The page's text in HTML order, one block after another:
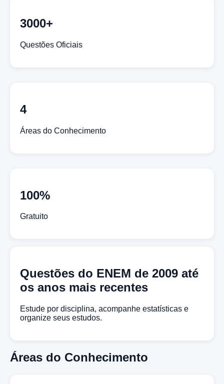
3000+
Questões Oficiais
4
Áreas do Conhecimento
100%
Gratuito
Questões do ENEM de 2009 até
os anos mais recentes
Estude por disciplina, acompanhe estatísticas e
organize seus estudos.
Áreas do Conhecimento